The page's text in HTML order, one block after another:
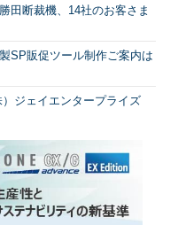
田断裁機、14社のお客さま
SP販促ツール制作ご案内は
ジェイエンタープライズ